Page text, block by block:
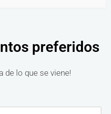
preferidos
de lo que se viene!